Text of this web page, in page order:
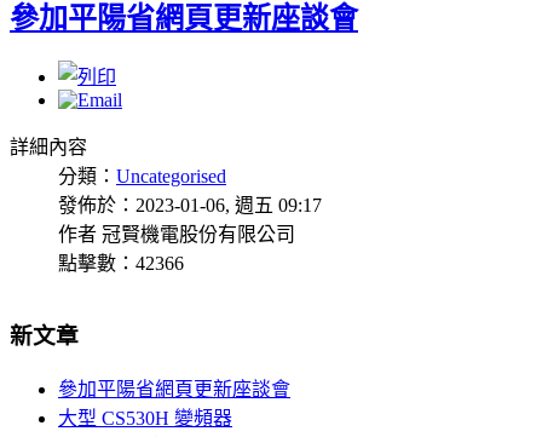
參加平陽省網頁更新座談會
詳細內容
分類： Uncategorised
發佈於：2023-01-06, 週五 09:17
作者 冠賢機電股份有限公司
點擊數：42366
新文章
參加平陽省網頁更新座談會
大型 CS530H 變頻器